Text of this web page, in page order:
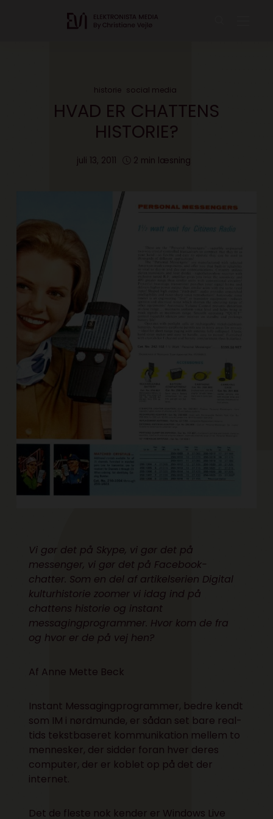
historie social media
HVAD ER CHATTENS
HISTORIE?
juli 13, 2011 2 min læsning
Vi gør det på Skype, vi gør det på
messenger, vi gør det på Facebook-
chatter. Som en del af artikelserien Digital
kulturhistoriezoomer vi idag ind på
chattens historie og instant
messagingprogrammer. Hvor kom de fra
og hvor er de på vej hen?
Af Anne Mette Beck
Instant Messagingprogrammer, bedre kendt
som IM i nørdmunde, er sådan set bare real-
tids tekstbaseret kommunikation mellem to
mennesker, der sidder foran hver deres
computer, der er koblet op på det der
internet.
Det de fleste nok kender er Windows Live